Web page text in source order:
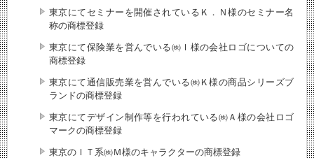
東京にてセミナーを開催されているＫ．Ｎ様のセミナー名
称の商標登録
東京にて保険業を営んでいる㈱Ｉ様の会社ロゴについての
商標登録
東京にて通信販売業を営んでいる㈱Ｋ様の商品シリーズブ
ランドの商標登録
東京にてデザイン制作等を行われている㈱Ａ様の会社ロゴ
マークの商標登録
東京のＩＴ系㈱Ｍ様のキャラクターの商標登録